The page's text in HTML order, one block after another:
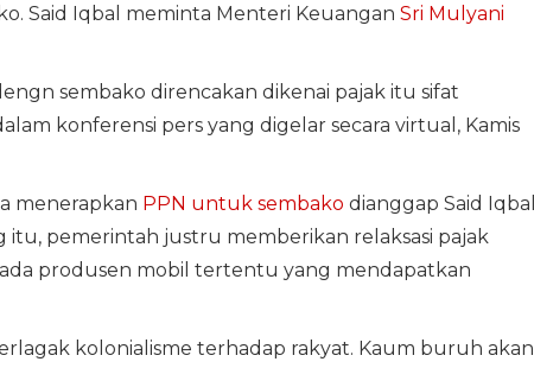
Said Iqbal meminta Menteri Keuangan Sri Mulyani
sembako direncakan dikenai pajak itu sifat
konferensi pers yang digelar secara virtual, Kamis
menerapkan PPN untuk sembako dianggap Said Iqbal
itu, pemerintah justru memberikan relaksasi pajak
produsen mobil tertentu yang mendapatkan
kolonialisme terhadap rakyat. Kaum buruh akan